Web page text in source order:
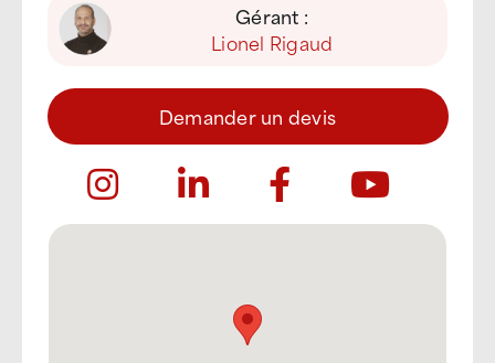
Gérant :
Lionel Rigaud
Demander un devis